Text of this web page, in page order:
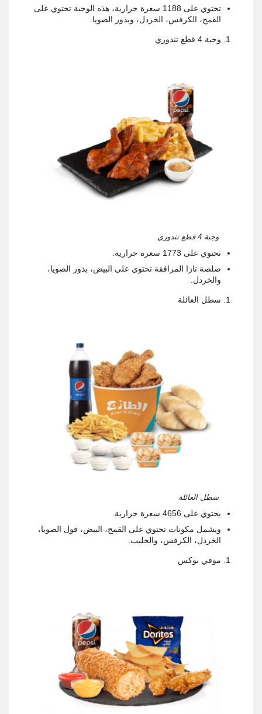
تحتوي على 1188 سعرة حرارية، هذه الوجبة تحتوي على
القمح، الكرفس، الخردل، وبذور الصويا.
وجبة 4 قطع تندوري
وجبة 4 قطع تندوري
تحتوي على 1773 سعرة حرارية.
صلصة تازا المرافقة تحتوي على البيض، بذور الصويا،
والخردل.
سطل العائلة
سطل العائلة
يحتوي على 4656 سعرة حرارية.
ويشمل مكونات تحتوي على القمح، البيض، فول الصويا،
الخردل، الكرفس، والحليب.
موفي بوكس